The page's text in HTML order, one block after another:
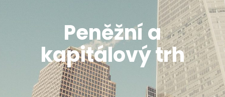
Peněžní a
kapitálový trh